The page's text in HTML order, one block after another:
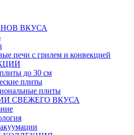
ВКУСА
печи с грилем и конвекцией
до 30 см
плиты
плиты
СВЕЖЕГО ВКУСА